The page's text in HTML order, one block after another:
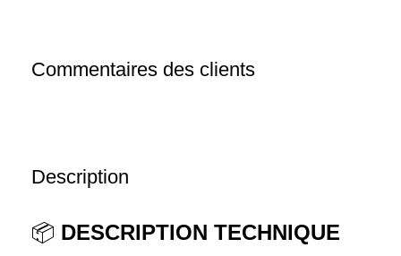
Description
📦 DESCRIPTION TECHNIQUE
Commentaires des clients